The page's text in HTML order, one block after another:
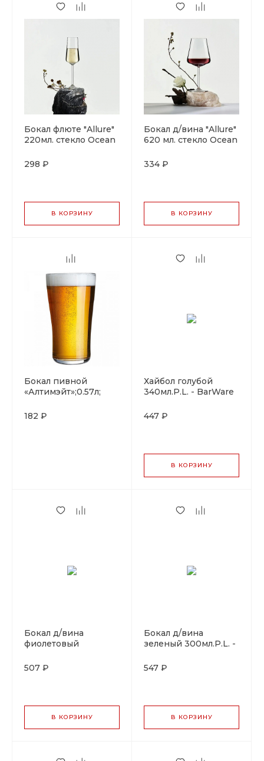
Бокал флюте "Allure"
220мл. стекло Ocean
298 ₽
В КОРЗИНУ
Бокал д/вина "Allure"
620 мл. стекло Ocean
334 ₽
В КОРЗИНУ
Бокал пивной
«Алтимэйт»;0.57л;
H=159мм;зак.стекло
182 ₽
Хайбол голубой
340мл.P.L. - BarWare
447 ₽
В КОРЗИНУ
Бокал д/вина
фиолетовый
507 ₽
В КОРЗИНУ
Бокал д/вина
зеленый 300мл.P.L. -
547 ₽
В КОРЗИНУ